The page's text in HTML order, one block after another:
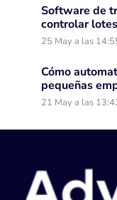
Software de
controlar
25 May a las
Cómo
pequeñas
21 May a las